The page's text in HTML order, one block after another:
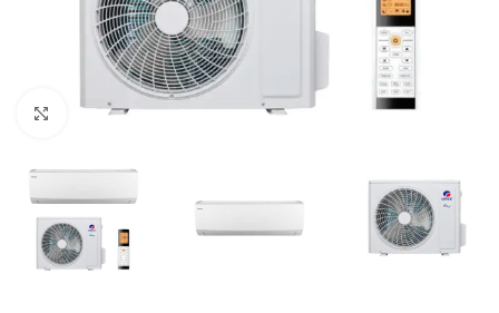
Paspauskite čia, kad padidinti